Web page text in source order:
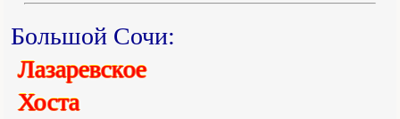
Большой Сочи:
Лазаревское
Хоста